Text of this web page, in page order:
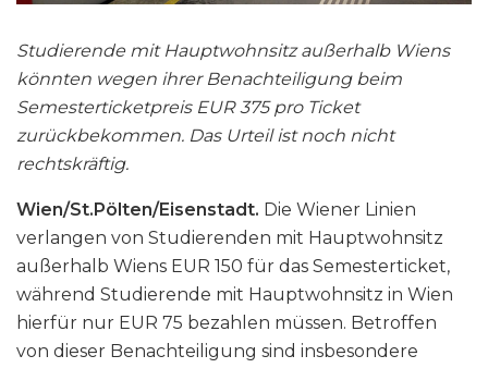
Studierende mit Hauptwohnsitz außerhalb Wiens
könnten wegen ihrer Benachteiligung beim
Semesterticketpreis EUR 375 pro Ticket
zurückbekommen. Das Urteil ist noch nicht
rechtskräftig.
Wien/St.Pölten/Eisenstadt. Die Wiener Linien
verlangen von Studierenden mit Hauptwohnsitz
außerhalb Wiens EUR 150 für das Semesterticket,
während Studierende mit Hauptwohnsitz in Wien
hierfür nur EUR 75 bezahlen müssen. Betroffen
von dieser Benachteiligung sind insbesondere